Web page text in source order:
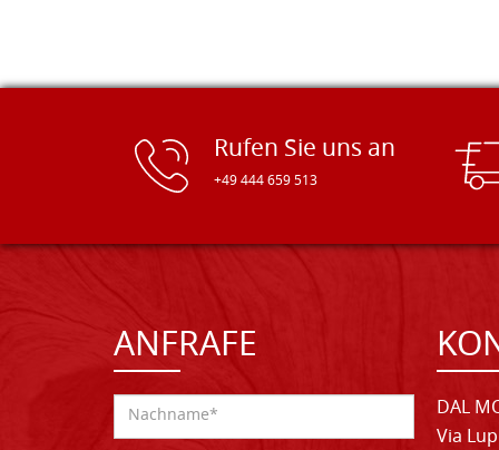
Rufen Sie uns an
+49 444 659 513
ANFRAFE
DAL
Via